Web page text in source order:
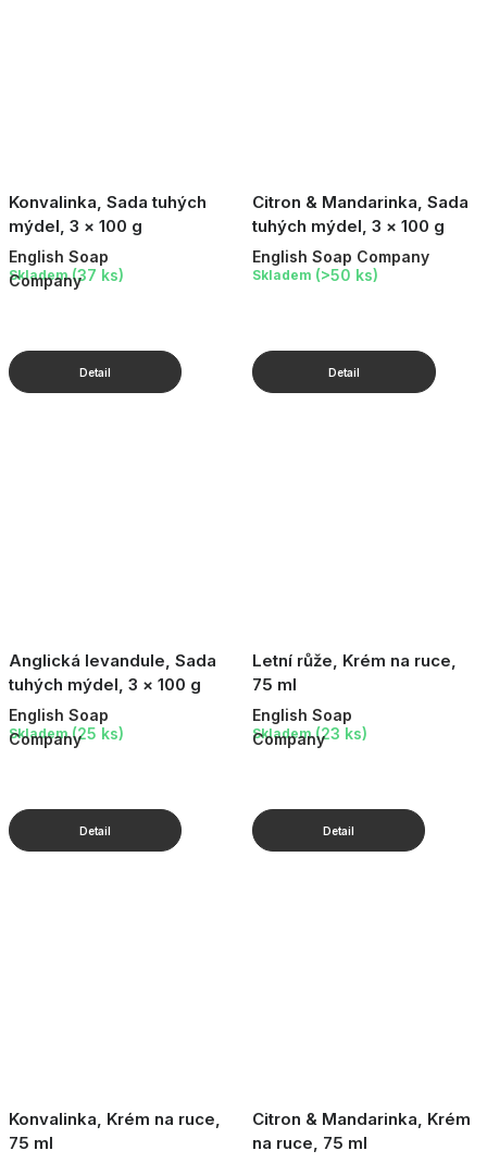
Konvalinka, Sada tuhých
mýdel, 3 × 100 g
English Soap
Company
Skladem (37 ks)
Citron & Mandarinka, Sada
tuhých mýdel, 3 × 100 g
English Soap Company
Skladem (>50 ks)
Anglická levandule, Sada
tuhých mýdel, 3 × 100 g
English Soap
Company
Skladem (25 ks)
Letní růže, Krém na ruce,
75 ml
English Soap
Company
Skladem (23 ks)
Konvalinka, Krém na ruce,
75 ml
Citron & Mandarinka, Krém
na ruce, 75 ml